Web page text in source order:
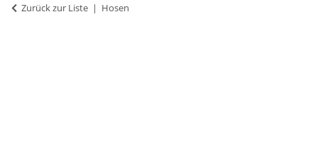
Zurück zur Liste Hosen